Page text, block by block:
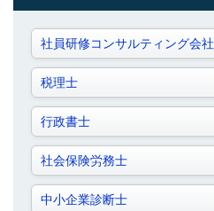
社員研修コンサルティング会社
税理士
行政書士
社会保険労務士
中小企業診断士